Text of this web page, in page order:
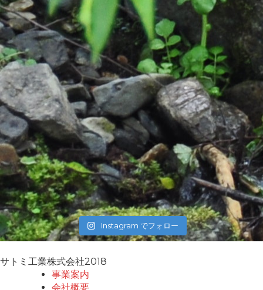
Instagram でフォロー
サトミ工業株式会社2018
事業案内
会社概要